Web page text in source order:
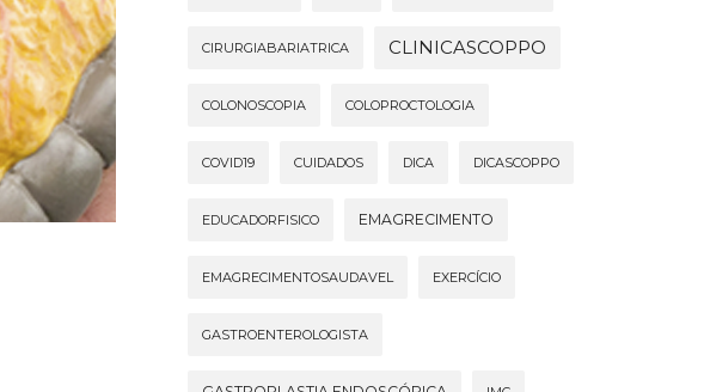
CIRURGIABARIATRICA CLINICASCOPPO
COLONOSCOPIA COLOPROCTOLOGIA
COVID19 CUIDADOS DICA DICASCOPPO
EDUCADORFISICO EMAGRECIMENTO
EMAGRECIMENTOSAUDAVEL EXERCÍCIO
GASTROENTEROLOGISTA